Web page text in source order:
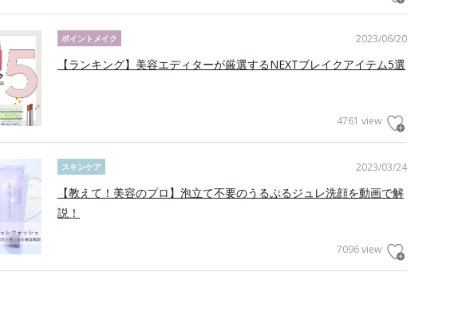
2023/06/20
ポイントメイク
【ランキング】美容エディターが厳選するNEXTブレイクアイテム5選
4761 view
2023/03/24
スキンケア
【教えて！美容のプロ】泡立て不要のうるぷるジュレ洗顔を動画で解
説！
7096 view